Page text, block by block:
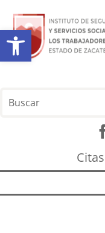
Abrir barra de